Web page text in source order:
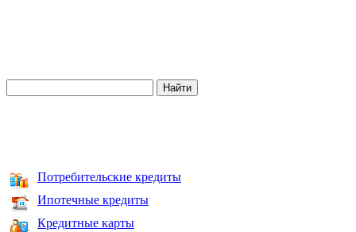
Потребительские кредиты
Ипотечные кредиты
Кредитные карты